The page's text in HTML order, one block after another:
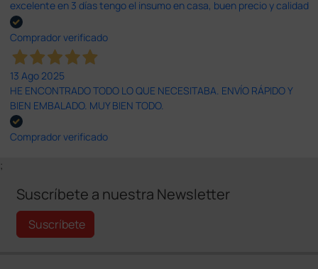
excelente en 3 días tengo el insumo en casa, buen precio y calidad
Comprador verificado
13 Ago 2025
HE ENCONTRADO TODO LO QUE NECESITABA. ENVÍO RÁPIDO Y
BIEN EMBALADO. MUY BIEN TODO.
Comprador verificado
;
Suscríbete a nuestra Newsletter
Suscríbete